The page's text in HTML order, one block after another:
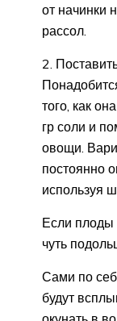
от начинки
рассол.
2.
того, как
гр соли и
овощи.
постоянно
используя
Если плоды
чуть
Сами по
будут